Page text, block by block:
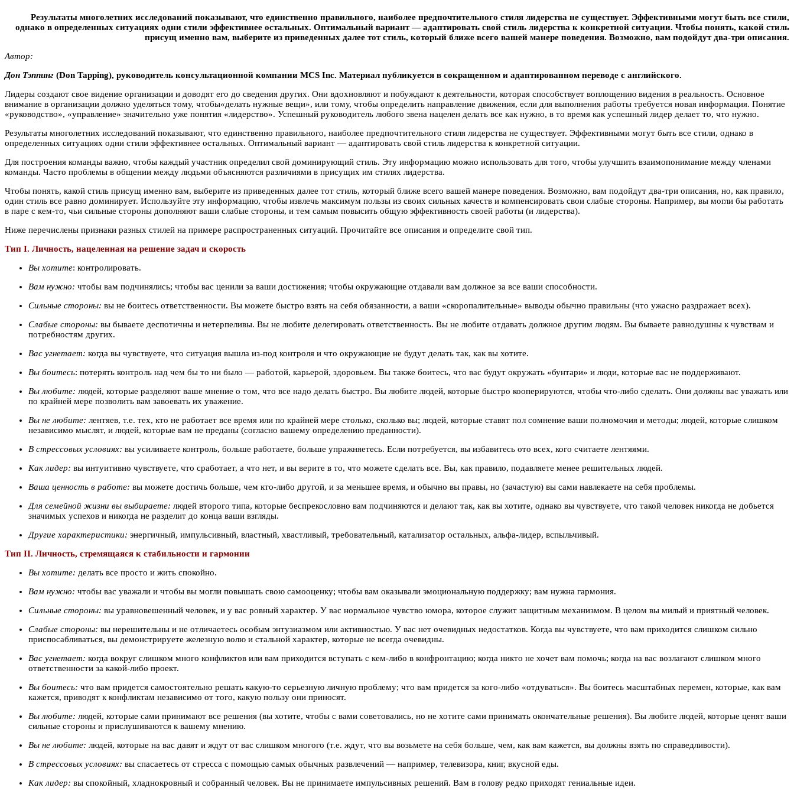
Результаты многолетних исследований показывают, что единственно правильного, наиболее предпочтительного стиля лидерства не существует. Эффективными могут быть все стили,
однако в определенных ситуациях одни стили эффективнее остальных. Оптимальный вариант — адаптировать свой стиль лидерства к конкретной ситуации. Чтобы понять, какой стиль
присущ именно вам, выберите из приведенных далее тот стиль, который ближе всего вашей манере поведения. Возможно, вам подойдут два-три описания.
Автор:
Дон Tэппинг (Don Tapping), руководитель консультационной компании MCS Inc. Материал публикуется в сокращенном и адаптированном переводе с английского.
Лидеры создают свое видение организации и доводят его до сведения других. Они вдохновляют и побуждают к деятельности, которая способствует воплощению видения в реальность. Основное
внимание в организации должно уделяться тому, чтобы«делать нужные вещи», или тому, чтобы определить направление движения, если для выполнения работы требуется новая информация. Понятие
«руководство», «управление» значительно уже понятия «лидерство». Успешный руководитель любого звена нацелен делать все как нужно, в то время как успешный лидер делает то, что нужно.
Результаты многолетних исследований показывают, что единственно правильного, наиболее предпочтительного стиля лидерства не существует. Эффективными могут быть все стили, однако в
определенных ситуациях одни стили эффективнее остальных. Оптимальный вариант — адаптировать свой стиль лидерства к конкретной ситуации.
Для построения команды важно, чтобы каждый участник определил свой доминирующий стиль. Эту информацию можно использовать для того, чтобы улучшить взаимопонимание между членами
команды. Часто проблемы в общении между людьми объясняются различиями в присущих им стилях лидерства.
Чтобы понять, какой стиль присущ именно вам, выберите из приведенных далее тот стиль, который ближе всего вашей манере поведения. Возможно, вам подойдут два-три описания, но, как правило,
один стиль все равно доминирует. Используйте эту информацию, чтобы извлечь максимум пользы из своих сильных качеств и компенсировать свои слабые стороны. Например, вы могли бы работать
в паре с кем-то, чьи сильные стороны дополняют ваши слабые стороны, и тем самым повысить общую эффективность своей работы (и лидерства).
Ниже перечислены признаки разных стилей на примере распространенных ситуаций. Прочитайте все описания и определите свой тип.
Тип I. Личность, нацеленная на решение задач и скорость
Вы хотите: контролировать.
Вам нужно: чтобы вам подчинялись; чтобы вас ценили за ваши достижения; чтобы окружающие отдавали вам должное за все ваши способности.
Сильные стороны: вы не боитесь ответственности. Вы можете быстро взять на себя обязанности, а ваши «скоропалительные» выводы обычно правильны (что ужасно раздражает всех).
Слабые стороны: вы бываете деспотичны и нетерпеливы. Вы не любите делегировать ответственность. Вы не любите отдавать должное другим людям. Вы бываете равнодушны к чувствам и
потребностям других.
Вас угнетает: когда вы чувствуете, что ситуация вышла из-под контроля и что окружающие не будут делать так, как вы хотите.
Вы боитесь: потерять контроль над чем бы то ни было — работой, карьерой, здоровьем. Вы также боитесь, что вас будут окружать «бунтари» и люди, которые вас не поддерживают.
Вы любите: людей, которые разделяют ваше мнение о том, что все надо делать быстро. Вы любите людей, которые быстро кооперируются, чтобы что-либо сделать. Они должны вас уважать или
по крайней мере позволить вам завоевать их уважение.
Вы не любите: лентяев, т.е. тех, кто не работает все время или по крайней мере столько, сколько вы; людей, которые ставят пол сомнение ваши полномочия и методы; людей, которые слишком
независимо мыслят, и людей, которые вам не преданы (согласно вашему определению преданности).
В стрессовых условиях: вы усиливаете контроль, больше работаете, больше упражняетесь. Если потребуется, вы избавитесь ото всех, кого считаете лентяями.
Как лидер: вы интуитивно чувствуете, что сработает, а что нет, и вы верите в то, что можете сделать все. Вы, как правило, подавляете менее решительных людей.
Ваша ценность в работе: вы можете достичь больше, чем кто-либо другой, и за меньшее время, и обычно вы правы, но (зачастую) вы сами навлекаете на себя проблемы.
Для семейной жизни вы выбираете: людей второго типа, которые беспрекословно вам подчиняются и делают так, как вы хотите, однако вы чувствуете, что такой человек никогда не добьется
значимых успехов и никогда не разделит до конца ваши взгляды.
Другие характеристики: энергичный, импульсивный, властный, хвастливый, требовательный, катализатор остальных, альфа-лидер, вспыльчивый.
Тип II. Личность, стремящаяся к стабильности и гармонии
Вы хотите: делать все просто и жить спокойно.
Вам нужно: чтобы вас уважали и чтобы вы могли повышать свою самооценку; чтобы вам оказывали эмоциональную поддержку; вам нужна гармония.
Сильные стороны: вы уравновешенный человек, и у вас ровный характер. У вас нормальное чувство юмора, которое служит защитным механизмом. В целом вы милый и приятный человек.
Слабые стороны: вы нерешительны и не отличаетесь особым энтузиазмом или активностью. У вас нет очевидных недостатков. Когда вы чувствуете, что вам приходится слишком сильно
приспосабливаться, вы демонстрируете железную волю и стальной характер, которые не всегда очевидны.
Вас угнетает: когда вокруг слишком много конфликтов или вам приходится вступать с кем-либо в конфронтацию; когда никто не хочет вам помочь; когда на вас возлагают слишком много
ответственности за какой-либо проект.
Вы боитесь: что вам придется самостоятельно решать какую-то серьезную личную проблему; что вам придется за кого-либо «отдуваться». Вы боитесь масштабных перемен, которые, как вам
кажется, приводят к конфликтам независимо от того, какую пользу они приносят.
Вы любите: людей, которые сами принимают все решения (вы хотите, чтобы с вами советовались, но не хотите сами принимать окончательные решения). Вы любите людей, которые ценят ваши
сильные стороны и прислушиваются к вашему мнению.
Вы не любите: людей, которые на вас давят и ждут от вас слишком многого (т.е. ждут, что вы возьмете на себя больше, чем, как вам кажется, вы должны взять по справедливости).
В стрессовых условиях: вы спасаетесь от стресса с помощью самых обычных развлечений — например, телевизора, книг, вкусной еды.
Как лидер: вы спокойный, хладнокровный и собранный человек. Вы не принимаете импульсивных решений. Вам в голову редко приходят гениальные идеи.